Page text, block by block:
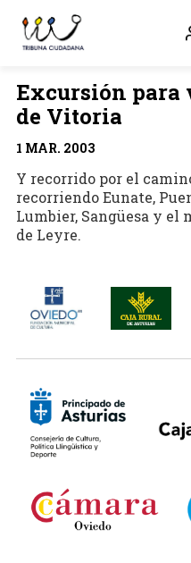
Excursión
de Vitoria
1 MAR. 2003
Y recorrido por el
recorriendo Eunate,
Lumbier, Sangüesa y el
de Leyre.